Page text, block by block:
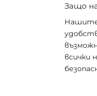
Защо
Нашите
всички